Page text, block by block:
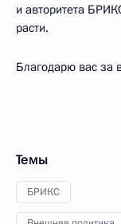
и авторитета
расти.
Благодарю вас за
Темы
БРИКС